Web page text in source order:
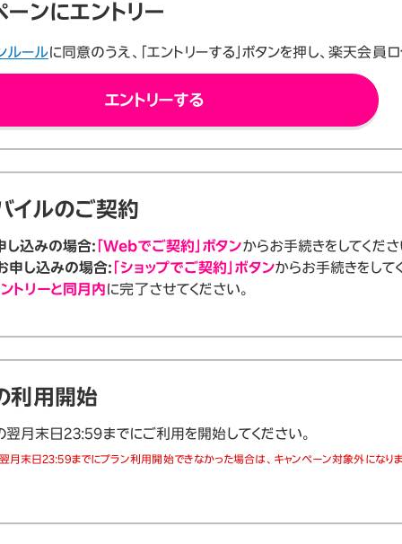
ーンにエントリー
ルールに同意のうえ、「エントリーする」ボタンを押し、楽天会員
エントリーする
イルのご契約
込みの場合: 「Webでご契約」ボタンからお手続きをしてくださ
申し込みの場合: 「ショップでご契約」ボタンからお手続きをして
トリーと同月内に完了させてください。
利用開始
翌月末日23:59までにご利用を開始してください。
月末日23:59までにプラン利用開始できなかった場合は、キャンペーン対象外になりま